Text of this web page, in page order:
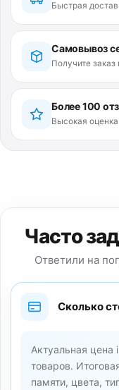
Быстрая
Самовывоз
Получите
Более 100
Высокая
Часто
Ответили на
Сколько
Актуальная цена
товаров.
памяти, цвета,